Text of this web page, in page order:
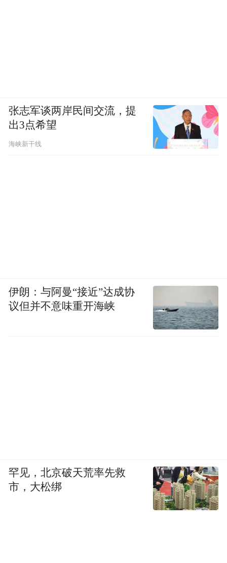
张志军谈两岸民间交流，提
出3点希望
海峡新干线
伊朗：与阿曼“接近”达成协
议但并不意味重开海峡
罕见，北京破天荒率先救
市，大松绑